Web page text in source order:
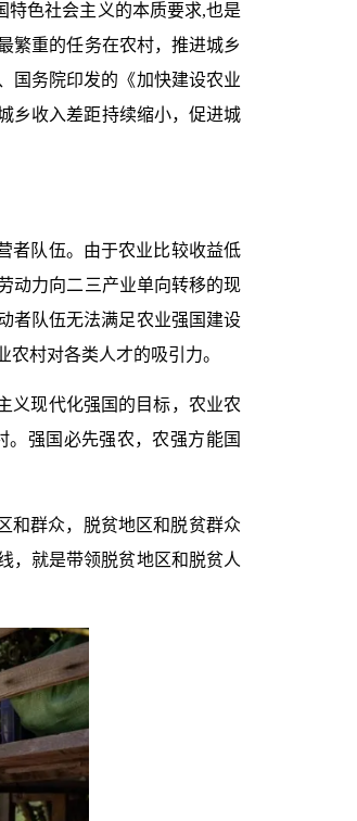
特色社会主义的本质要求,也是
繁重的任务在农村，推进城乡
国务院印发的《加快建设农业
乡收入差距持续缩小，促进城
者队伍。由于农业比较收益低
动力向二三产业单向转移的现
者队伍无法满足农业强国建设
村对各类人才的吸引力。
义现代化强国的目标，农业农
强国必先强农，农强方能国
和群众，脱贫地区和脱贫群众
，就是带领脱贫地区和脱贫人